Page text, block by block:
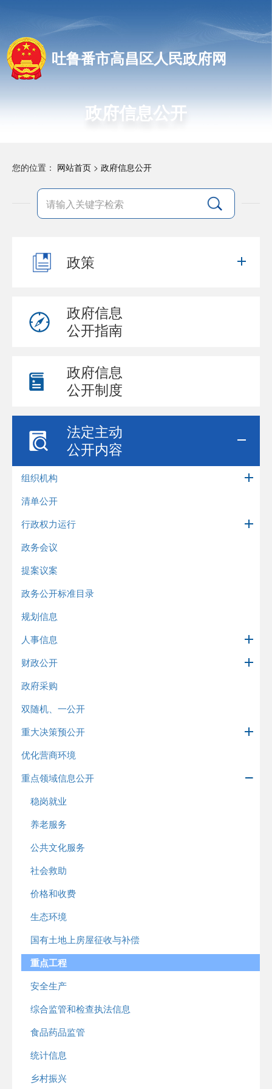
吐鲁番市高昌区人民政府网
政府信息公开
您的位置： 网站首页 > 政府信息公开
政策
政府信息
公开指南
政府信息
公开制度
法定主动
公开内容
组织机构
清单公开
行政权力运行
政务会议
提案议案
政务公开标准目录
规划信息
人事信息
财政公开
政府采购
双随机、一公开
重大决策预公开
优化营商环境
重点领域信息公开
稳岗就业
养老服务
公共文化服务
社会救助
价格和收费
生态环境
国有土地上房屋征收与补偿
重点工程
安全生产
综合监管和检查执法信息
食品药品监管
统计信息
乡村振兴